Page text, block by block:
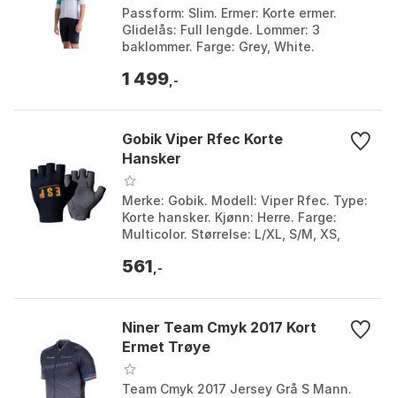
Passform: Slim. Ermer: Korte ermer.
Glidelås: Full lengde. Lommer: 3
baklommer. Farge: Grey, White.
XXS.
1 499 ,-
Gobik Viper Rfec Korte
Hansker
Merke: Gobik. Modell: Viper Rfec. Type:
Korte hansker. Kjønn: Herre. Farge:
Multicolor. Størrelse: L/XL, S/M, XS,
561 ,-
Niner Team Cmyk 2017 Kort
Ermet Trøye
Team Cmyk 2017 Jersey Grå S Mann.